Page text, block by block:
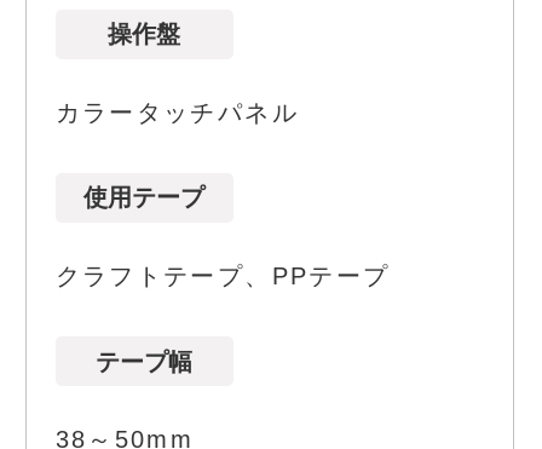
操作盤
カラータッチパネル
使用テープ
クラフトテープ、PPテープ
テープ幅
38～50mm